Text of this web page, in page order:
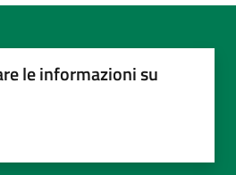
le informazioni su
5 stelle su 5
su 5
su 5